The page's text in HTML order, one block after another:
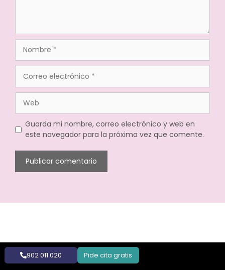
Guarda mi nombre, correo electrónico y web en
este navegador para la próxima vez que comente.
902 011 020 Pide cita gratis